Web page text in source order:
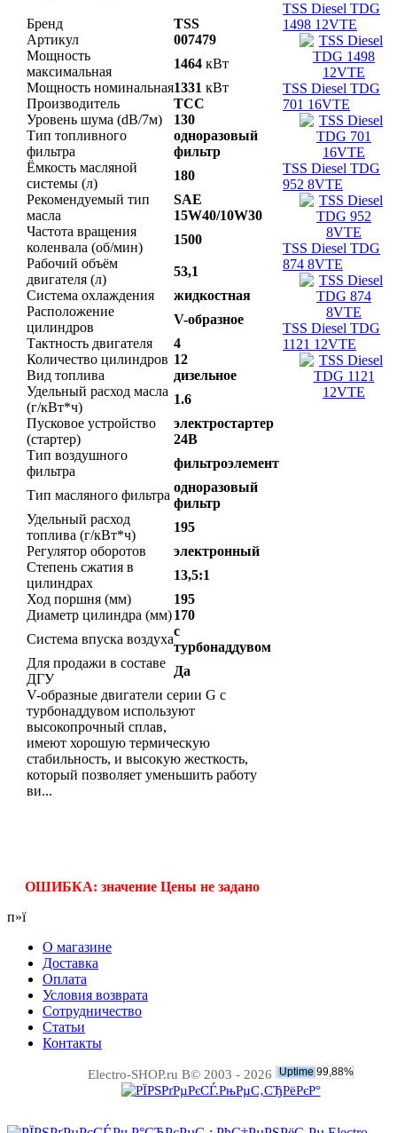
Бренд
TSS
Артикул
007479
Мощность
максимальная
1464 кВт
Мощность номинальная1331 кВт
Производитель
ТСС
Уровень шума (dB/7м)
130
Тип топливного
фильтра
одноразовый
фильтр
Ёмкость масляной
системы (л)
180
Рекомендуемый тип
масла
SAE
15W40/10W30
Частота вращения
коленвала (об/мин)
1500
Рабочий объём
двигателя (л)
53,1
Система охлаждения
жидкостная
Расположение
цилиндров
V-образное
Тактность двигателя
4
Количество цилиндров 12
Вид топлива
дизельное
Удельный расход масла
(г/кВт*ч)
1.6
Пусковое устройство
(стартер)
электростартер
24В
Тип воздушного
фильтра
фильтроэлемент
Тип масляного фильтра
одноразовый
фильтр
Удельный расход
топлива (г/кВт*ч)
195
Регулятор оборотов
электронный
Степень сжатия в
цилиндрах
13,5:1
Ход поршня (мм)
195
Диаметр цилиндра (мм)170
Система впуска воздуха
с
турбонаддувом
Для продажи в составе
ДГУ
Да
V-образные двигатели серии G с
турбонаддувом используют
высокопрочный сплав,
имеют хорошую термическую
стабильность, и высокую жесткость,
который позволяет уменьшить работу
ви...
TSS Diesel TDG
1498 12VTE
TSS Diesel TDG
701 16VTE
TSS Diesel TDG
952 8VTE
TSS Diesel TDG
874 8VTE
TSS Diesel TDG
1121 12VTE
ОШИБКА: значение Цены не задано
п»ї
О магазине
Доставка
Оплата
Условия возврата
Сотрудничество
Статьи
Контакты
Electro-SHOP.ru В© 2003 - 2026